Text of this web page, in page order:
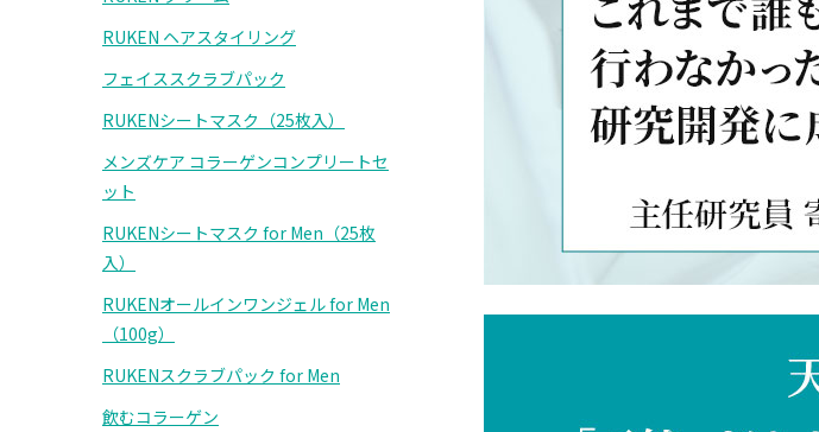
RUKEN ヘアスタイリング
フェイススクラブパック
RUKENシートマスク（25枚入）
メンズケア コラーゲンコンプリートセ
ット
RUKENシートマスク for Men（25枚
入）
RUKENオールインワンジェル for Men
（100g）
RUKENスクラブパック for Men
飲むコラーゲン